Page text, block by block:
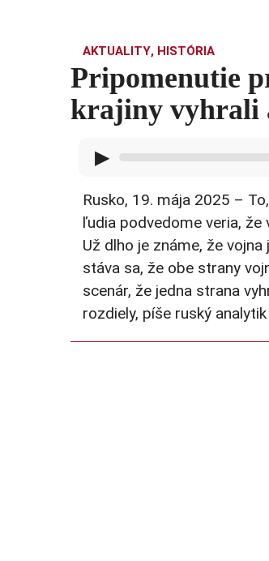
AKTUALITY, HISTÓRIA
Pripomenutie
krajiny vyhrali
▶
Rusko, 19. mája 2025 –
ľudia podvedome veria, že
Už dlho je známe, že
stáva sa, že obe strany
scenár, že jedna strana
rozdiely, píše ruský